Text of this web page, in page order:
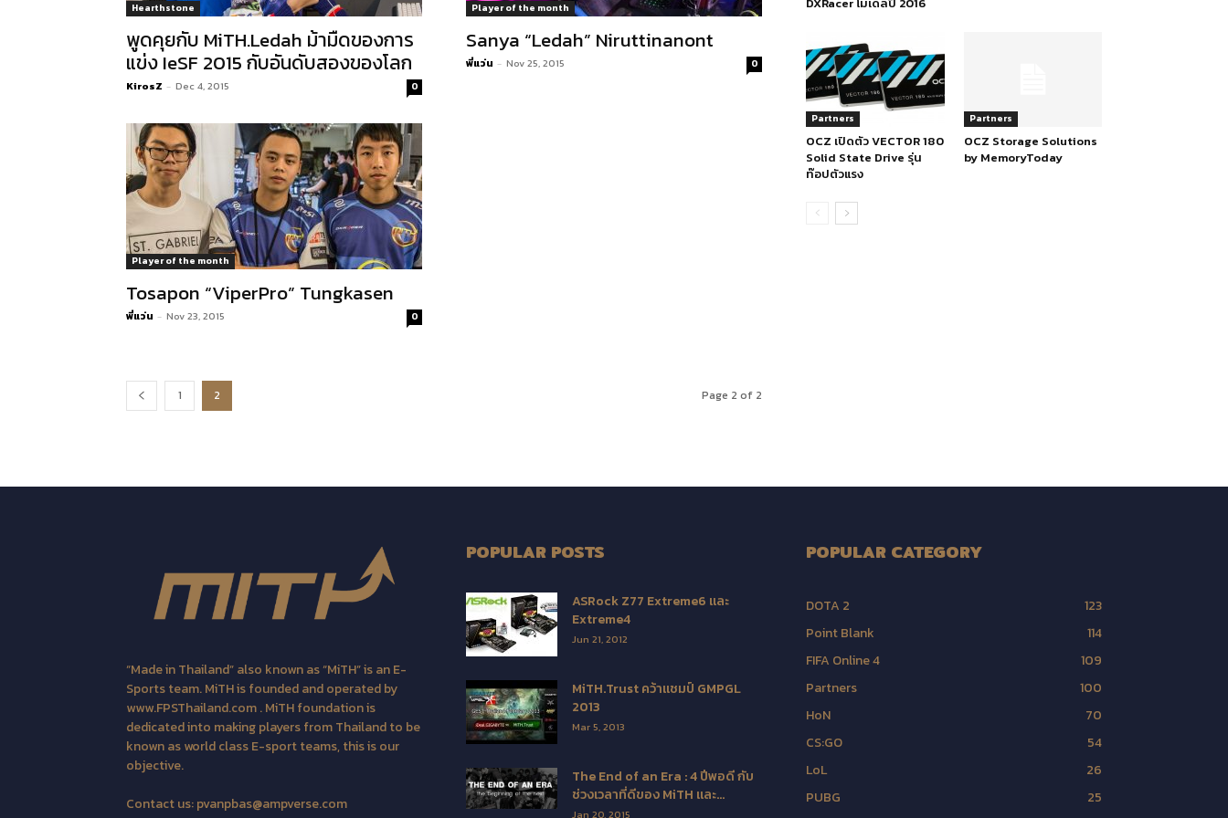
Hearthstone
พูดคุยกับ MiTH.Ledah ม้ามืดของการ
แข่ง IeSF 2015 กับอันดับสองของโลก
KirosZ - Dec 4, 2015 0
Player of the month
Sanya “Ledah” Niruttinanont
พี่แว่น - Nov 25, 2015 0
Player of the month
Tosapon “ViperPro” Tungkasen
พี่แว่น - Nov 23, 2015 0
1 2 Page 2 of 2
Partners
OCZ เปิดตัว VECTOR 180
Solid State Drive รุ่น
ท๊อปตัวแรง
Partners
OCZ Storage Solutions
by MemoryToday
“Made in Thailand” also known as “MiTH” is an E-
Sports team. MiTH is founded and operated by
www.FPSThailand.com . MiTH foundation is
dedicated into making players from Thailand to be
known as world class E-sport teams, this is our
objective.
Contact us:pvanpbas@ampverse.com
POPULAR POSTS
ASRock Z77 Extreme6 และ
Extreme4
Jun 21, 2012
MiTH.Trust คว้าแชมป์ GMPGL
2013
Mar 5, 2013
The End of an Era : 4 ปีพอดี กับ
ช่วงเวลาที่ดีของ MiTH และ...
Jan 20, 2015
POPULAR CATEGORY
DOTA 2
123
Point Blank
114
FIFA Online 4
109
Partners
100
HoN
70
CS:GO
54
LoL
26
PUBG
25